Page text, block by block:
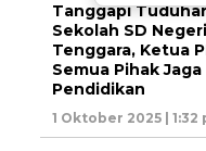
Tanggapi
Sekolah SD
Tenggara, Ketua
Semua Pihak
Pendidikan
1 Oktober 2025 | 1:32